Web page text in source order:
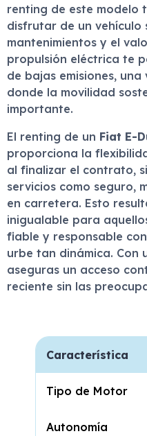
renting de este modelo
disfrutar de un
mantenimientos y el
propulsión eléctrica te
de bajas emisiones,
donde la movilidad
importante.
El renting de un Fiat E-
proporciona la
al finalizar el contrato,
servicios como seguro,
en carretera. Esto
inigualable para
fiable y responsable
urbe tan dinámica. Con
aseguras un acceso
reciente sin las
Característica
Tipo de Motor
Autonomía